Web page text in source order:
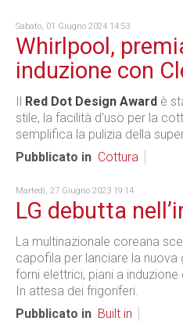
Sabato, 01 Giugno 2024 14:53
Whirlpool,
induzione con
Red Dot Design Award è
stile, la facilità d'uso per la
semplifica la pulizia della
Pubblicato in Cottura
Martedì, 27 Giugno 2023 19:14
LG debutta
La multinazionale coreana
capofila per lanciare la
forni elettrici, piani a
In attesa dei frigoriferi.
Pubblicato in Built in